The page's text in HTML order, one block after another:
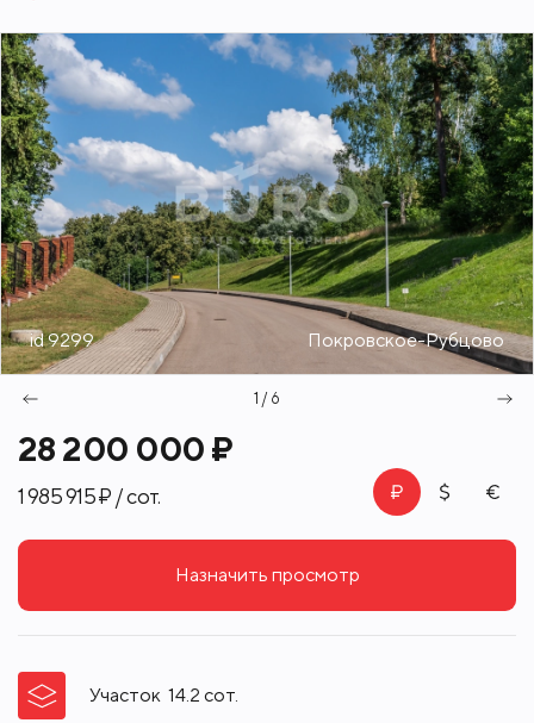
28 200 000 ₽
1 985 915 ₽ / сот.
id 9299 Покровское-Рубцово
1 / 6
Назначить просмотр
Участок 14.2 сот.